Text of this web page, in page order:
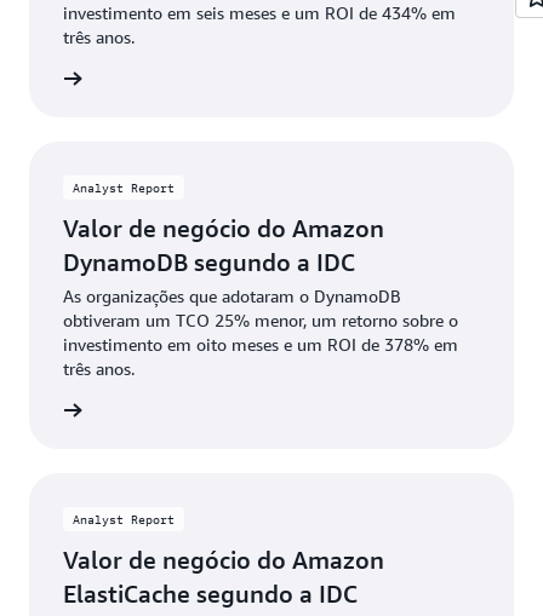
investimento em seis meses e um ROI de 434% em
três anos.
Analyst Report
Valor de negócio do Amazon
DynamoDB segundo a IDC
As organizações que adotaram o DynamoDB
obtiveram um TCO 25% menor, um retorno sobre o
investimento em oito meses e um ROI de 378% em
três anos.
Analyst Report
Valor de negócio do Amazon
ElastiCache segundo a IDC